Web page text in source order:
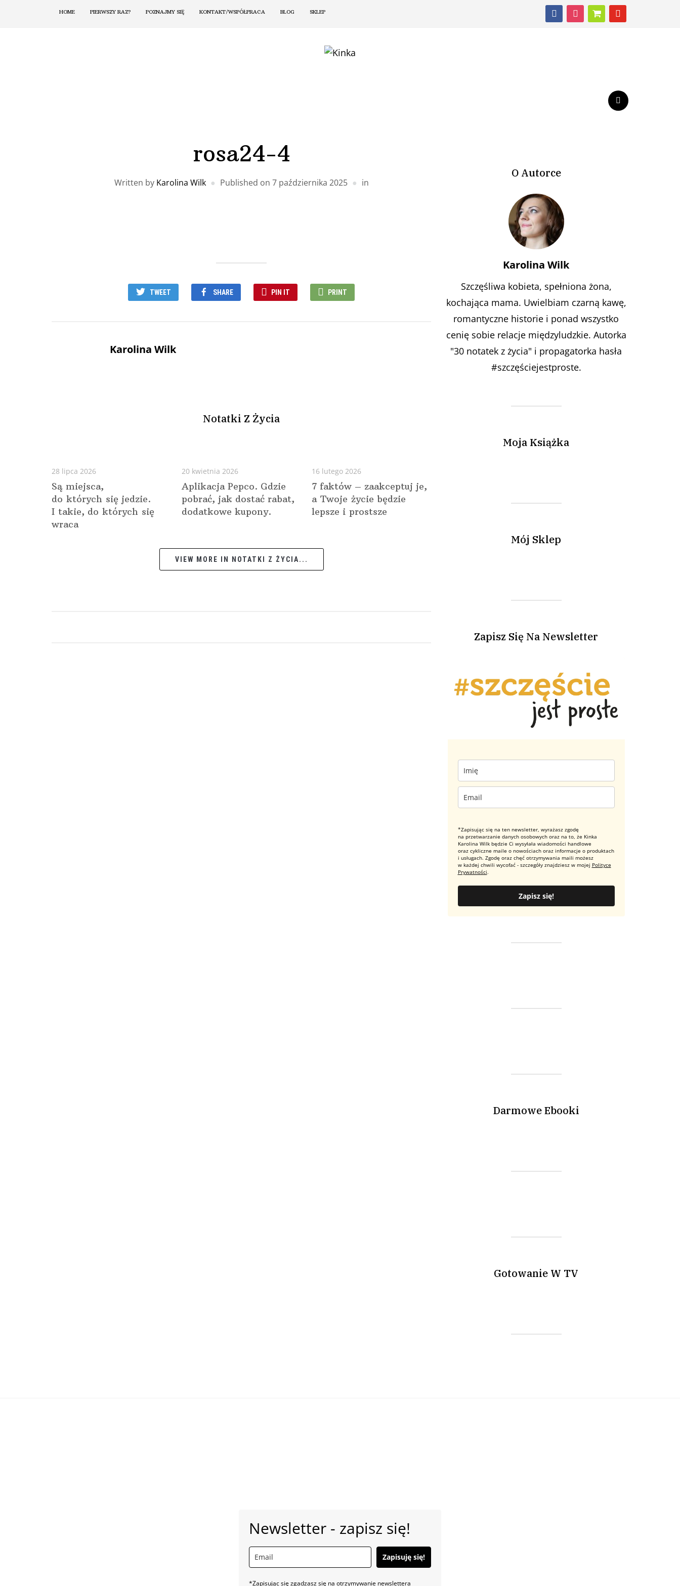
facebookinstagramshopping-
cart
youtube
HOME PIERWSZY RAZ? POZNAJMY SIĘ KONTAKT/WSPÓŁPRACA BLOG SKLEP
rosa24-4
Written by Karolina Wilk Published on 7 października 2025 in
TWEET SHARE PIN IT PRINT
Karolina Wilk
Notatki Z Życia
28 lipca 2026
Są miejsca,
do których się jedzie.
I takie, do których się
wraca
20 kwietnia 2026
Aplikacja Pepco. Gdzie
pobrać, jak dostać rabat,
dodatkowe kupony.
16 lutego 2026
7 faktów – zaakceptuj je,
a Twoje życie będzie
lepsze i prostsze
VIEW MORE IN NOTATKI Z ŻYCIA...
O Autorce
Karolina Wilk
Szczęśliwa kobieta, spełniona żona,
kochająca mama. Uwielbiam czarną kawę,
romantyczne historie i ponad wszystko
cenię sobie relacje międzyludzkie. Autorka
"30 notatek z życia" i propagatorka hasła
#szczęściejestproste.
Moja Książka
Mój Sklep
Zapisz Się Na Newsletter
*Zapisując się na ten newsletter, wyrażasz zgodę
na przetwarzanie danych osobowych oraz na to, że Kinka
Karolina Wilk będzie Ci wysyłała wiadomości handlowe
oraz cykliczne maile o nowościach oraz informacje o produktach
i usługach. Zgodę oraz chęć otrzymywania maili możesz
w każdej chwili wycofać - szczegóły znajdziesz w mojej Polityce
Prywatności.
Zapisz się!
Darmowe Ebooki
Gotowanie W TV
Newsletter - zapisz się!
Zapisuję się!
*Zapisując się zgadzasz się na otrzymywanie newslettera